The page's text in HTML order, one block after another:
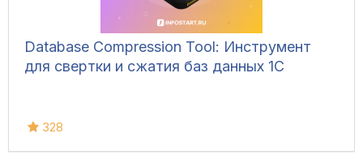
Database Compression Tool: Инструмент
для свертки и сжатия баз данных 1С
328